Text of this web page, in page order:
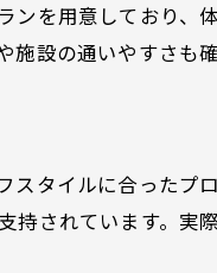
康を両立
得られる効果
選び方
間を比較
を用意しており、
施設の通いやすさも
タイルに合ったプ
されています。実